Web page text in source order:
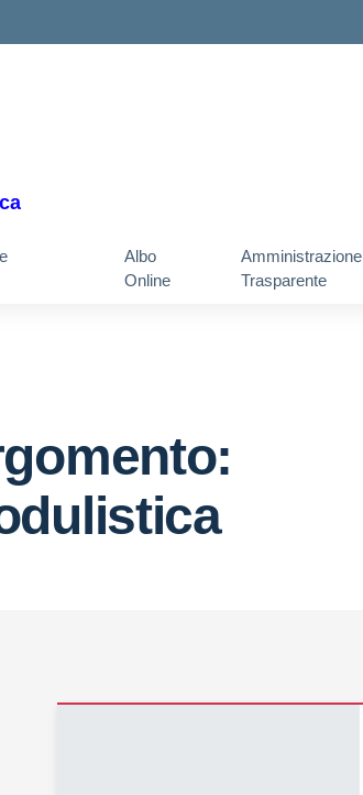
Albo
Online
Amministrazione
Trasparente